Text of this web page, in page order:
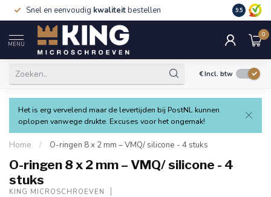
Snel en eenvoudig kwaliteitbestellen 9.5
MENU
0
€Incl. btw
Het is erg vervelend maar de levertijden bij PostNL kunnen
oplopen vanwege drukte. Excuses voor het ongemak!
Home / O-ringen 8 x 2 mm – VMQ/ silicone - 4 stuks
O-ringen 8 x 2 mm – VMQ/ silicone - 4
stuks
KING MICROSCHROEVEN